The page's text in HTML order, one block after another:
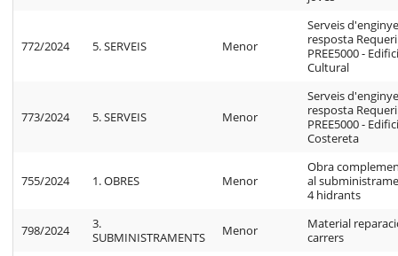
772/2024 5. SERVEIS Menor
Serveis
resposta
PREE5000 -
Cultural
773/2024 5. SERVEIS Menor
Serveis
resposta
PREE5000 -
Costereta
755/2024 1. OBRES Menor
Obra
al
4 hidrants
798/2024
3.
SUBMINISTRAMENTS
Menor
Material
carrers